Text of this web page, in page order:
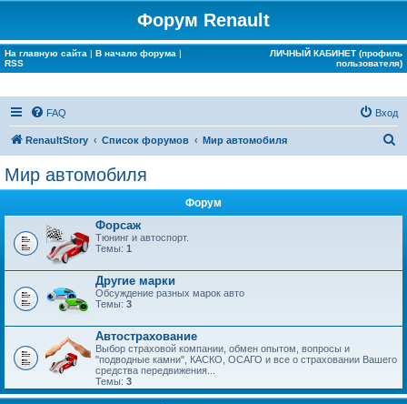
Форум Renault
На главную сайта | В начало форума |
RSS
ЛИЧНЫЙ КАБИНЕТ (профиль
пользователя)
FAQ Вход
RenaultStory Список форумов Мир автомобиля
Мир автомобиля
Форум
Форсаж
Тюнинг и автоспорт.
Темы: 1
Другие марки
Обсуждение разных марок авто
Темы: 3
Автострахование
Выбор страховой компании, обмен опытом, вопросы и
"подводные камни", КАСКО, ОСАГО и все о страховании Вашего
средства передвижения...
Темы: 3